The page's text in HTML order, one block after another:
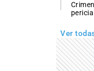
Ver